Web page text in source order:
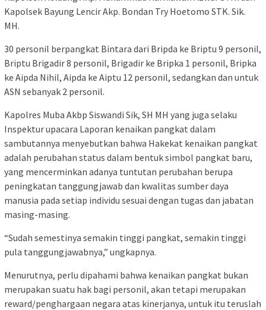
Kapolsek Bayung Lencir Akp. Bondan Try Hoetomo STK. Sik.
MH.
30 personil berpangkat Bintara dari Bripda ke Briptu 9 personil,
Briptu Brigadir 8 personil, Brigadir ke Bripka 1 personil, Bripka
ke Aipda Nihil, Aipda ke Aiptu 12 personil, sedangkan dan untuk
ASN sebanyak 2 personil.
Kapolres Muba Akbp Siswandi Sik, SH MH yang juga selaku
Inspektur upacara Laporan kenaikan pangkat dalam
sambutannya menyebutkan bahwa Hakekat kenaikan pangkat
adalah perubahan status dalam bentuk simbol pangkat baru,
yang mencerminkan adanya tuntutan perubahan berupa
peningkatan tanggungjawab dan kwalitas sumber daya
manusia pada setiap individu sesuai dengan tugas dan jabatan
masing-masing.
“Sudah semestinya semakin tinggi pangkat, semakin tinggi
pula tanggungjawabnya,” ungkapnya.
Menurutnya, perlu dipahami bahwa kenaikan pangkat bukan
merupakan suatu hak bagi personil, akan tetapi merupakan
reward/penghargaan negara atas kinerjanya, untuk itu teruslah